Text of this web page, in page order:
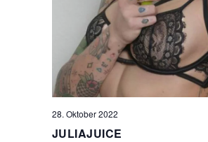
28. Oktober 2022
JULIAJUICE